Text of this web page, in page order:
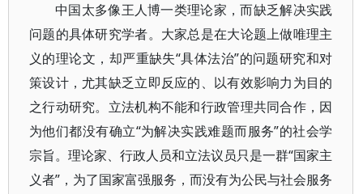
中国太多像王人博一类理论家，而缺乏解决实践
问题的具体研究学者。大家总是在大论题上做唯理主
义的理论文，却严重缺失“具体法治”的问题研究和对
策设计，尤其缺乏立即反应的、以有效影响力为目的
之行动研究。立法机构不能和行政管理共同合作，因
为他们都没有确立“为解决实践难题而服务”的社会学
宗旨。理论家、行政人员和立法议员只是一群“国家主
义者”，为了国家富强服务，而没有为公民与社会服务